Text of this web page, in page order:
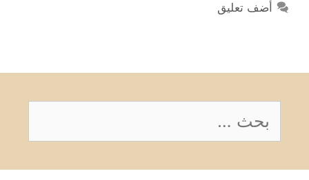
أضف تعليق
البحث
عن: